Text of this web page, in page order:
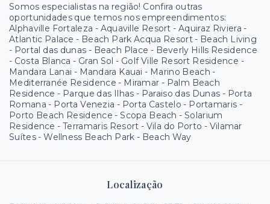
Somos especialistas na região! Confira outras
oportunidades que temos nos empreendimentos:
Alphaville Fortaleza - Aquaville Resort - Aquiraz Riviera -
Atlantic Palace - Beach Park Acqua Resort - Beach Living
- Portal das dunas - Beach Place - Beverly Hills Residence
- Costa Blanca - Gran Sol - Golf Ville Resort Residence -
Mandara Lanai - Mandara Kauai - Marino Beach -
Mediterranée Residence - Miramar - Palm Beach
Residence - Parque das Ilhas - Paraiso das Dunas - Porta
Romana - Porta Venezia - Porta Castelo - Portamaris -
Porto Beach Residence - Scopa Beach - Solarium
Residence - Terramaris Resort - Vila do Porto - Vilamar
Suítes - Wellness Beach Park - Beach Way
Localização